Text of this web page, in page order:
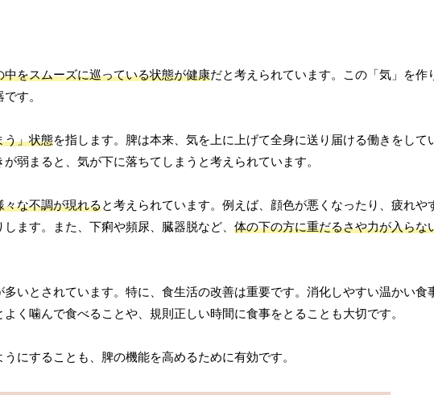
をスムーズに巡っている状態が健康だと考えられています。この「気」を作
す。
う」状態を指します。脾は本来、気を上に上げて全身に送り届ける働きをして
弱まると、気が下に落ちてしまうと考えられています。
々な不調が現れると考えられています。例えば、顔色が悪くなったり、疲れや
ます。また、下痢や頻尿、臓器脱など、 体の下の方に重だるさや力が入らな
多いとされています。特に、食生活の改善は重要です。消化しやすい温かい食
く噛んで食べることや、規則正しい時間に食事をとることも大切です。
にすることも、脾の機能を高めるために有効です。